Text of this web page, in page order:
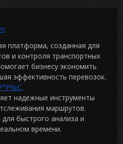
платформа, созданная для
и контроля транспортных
бизнесу экономить
эффективность перевозок.
надежные инструменты
маршрутов.
быстрого анализа и
времени.